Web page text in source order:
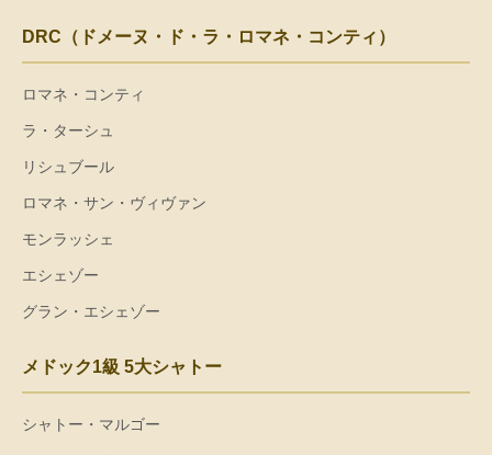
DRC（ドメーヌ・ド・ラ・ロマネ・コンティ）
ロマネ・コンティ
ラ・ターシュ
リシュブール
ロマネ・サン・ヴィヴァン
モンラッシェ
エシェゾー
グラン・エシェゾー
メドック1級 5大シャトー
シャトー・マルゴー